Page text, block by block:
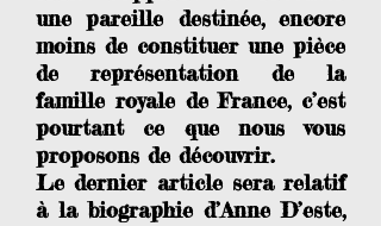
une pareille destinée, encore
moins de constituer une pièce
de représentation de la
famille royale de France, c’est
pourtant ce que nous vous
proposons de découvrir.
Le dernier article sera relatif
à la biographie d’Anne D’este,